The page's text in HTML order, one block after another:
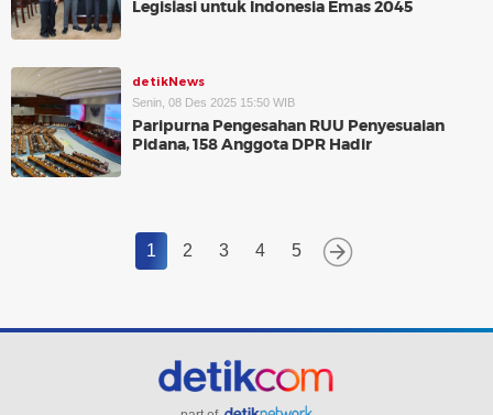
Legislasi untuk Indonesia Emas 2045
detikNews
Senin, 08 Des 2025 15:50 WIB
Paripurna Pengesahan RUU Penyesuaian
Pidana, 158 Anggota DPR Hadir
1 2 3 4 5